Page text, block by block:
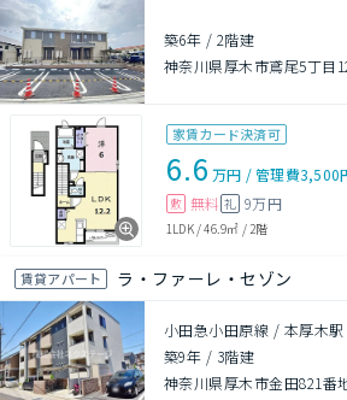
築6年 / 2階建
神奈川県厚木市鳶尾5丁目
家賃カード決済可
6.6 万円 /管理費3,500
敷 無料 礼 9万円
1LDK/46.9㎡ /2階
賃貸アパート ラ・ファーレ・セゾン
小田急小田原線 / 本厚木
築9年 / 3階建
神奈川県厚木市金田821番